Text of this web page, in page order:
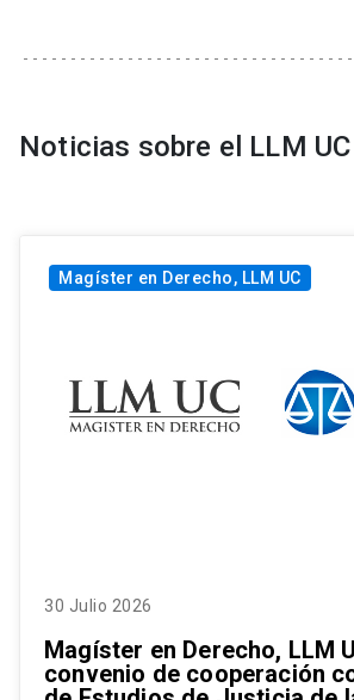
Noticias sobre el LLM UC
Magíster en Derecho, LLM UC
30 Julio 2026
Magíster en Derecho, LLM
convenio de cooperación